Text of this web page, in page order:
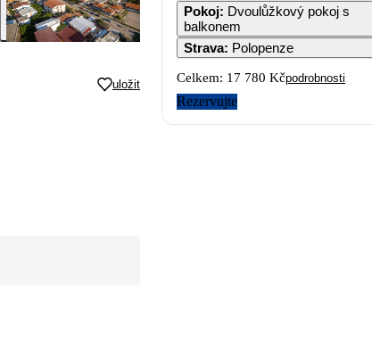
uložit
Pokoj: Dvoulůžkový pokoj s
balkonem
Strava: Polopenze
Celkem: 17 780 Kčpodrobnosti
Rezervujte